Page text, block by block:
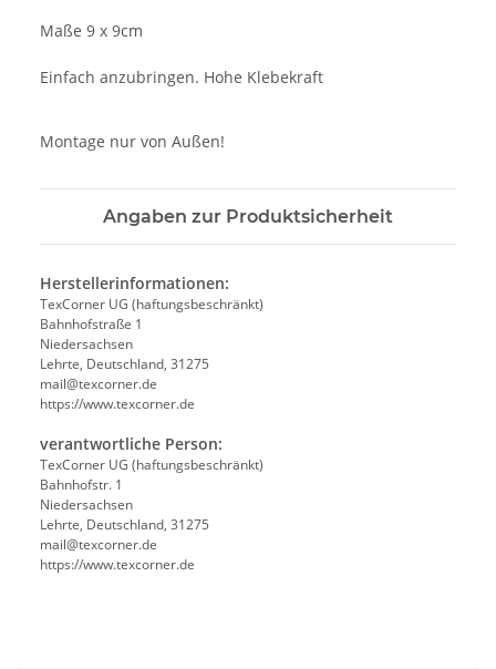
Maße 9 x 9cm
Einfach anzubringen. Hohe Klebekraft
Montage nur von Außen!
Angaben zur Produktsicherheit
Herstellerinformationen:
TexCorner UG (haftungsbeschränkt)
Bahnhofstraße 1
Niedersachsen
Lehrte, Deutschland, 31275
mail@texcorner.de
https://www.texcorner.de
verantwortliche Person:
TexCorner UG (haftungsbeschränkt)
Bahnhofstr. 1
Niedersachsen
Lehrte, Deutschland, 31275
mail@texcorner.de
https://www.texcorner.de